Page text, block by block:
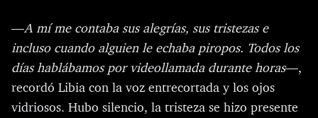
—A mí me contaba sus alegrías, sus tristezas e
incluso cuando alguien le echaba piropos. Todos los
días hablábamos por videollamada durante horas—,
recordó Libia con la voz entrecortada y los ojos
vidriosos. Hubo silencio, la tristeza se hizo presente